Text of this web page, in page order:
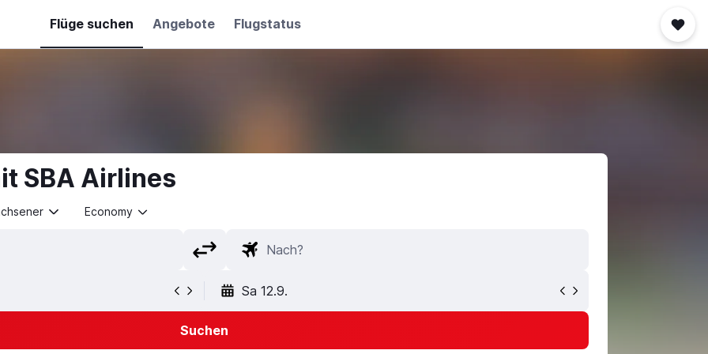
Flüge suchen Angebote Flugstatus
SBA Airlines
Economy
Sa 12.9.
Suchen